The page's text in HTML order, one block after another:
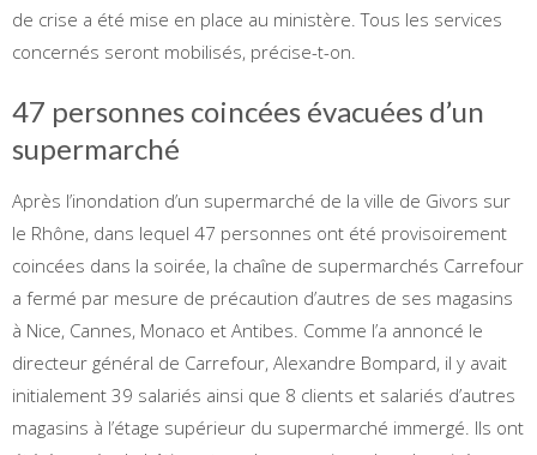
de crise a été mise en place au ministère. Tous les services
concernés seront mobilisés, précise-t-on.
47 personnes coincées évacuées d’un
supermarché
Après l’inondation d’un supermarché de la ville de Givors sur
le Rhône, dans lequel 47 personnes ont été provisoirement
coincées dans la soirée, la chaîne de supermarchés Carrefour
a fermé par mesure de précaution d’autres de ses magasins
à Nice, Cannes, Monaco et Antibes. Comme l’a annoncé le
directeur général de Carrefour, Alexandre Bompard, il y avait
initialement 39 salariés ainsi que 8 clients et salariés d’autres
magasins à l’étage supérieur du supermarché immergé. Ils ont